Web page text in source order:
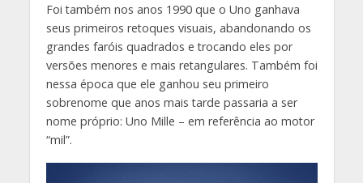
Foi também nos anos 1990 que o Uno ganhava
seus primeiros retoques visuais, abandonando os
grandes faróis quadrados e trocando eles por
versões menores e mais retangulares. Também foi
nessa época que ele ganhou seu primeiro
sobrenome que anos mais tarde passaria a ser
nome próprio: Uno Mille – em referência ao motor
“mil”.